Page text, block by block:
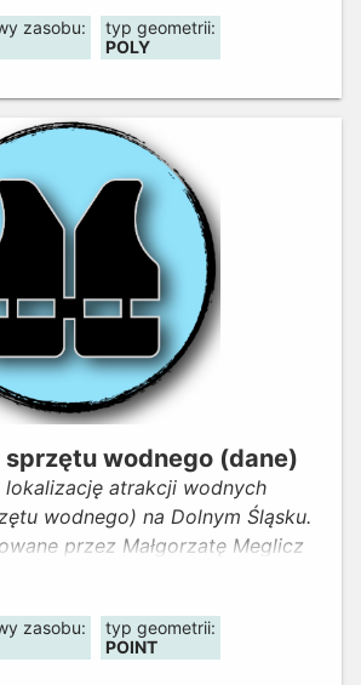
i kół wędkarskich) z
i uprawnionych do
zasobu:
typ geometrii:
POLY
wodnego (dane)
lokalizację atrakcji wodnych
wodnego) na Dolnym Śląsku.
przez Małgorzatę Meglicz
marzec 2023.
zasobu:
typ geometrii:
POINT